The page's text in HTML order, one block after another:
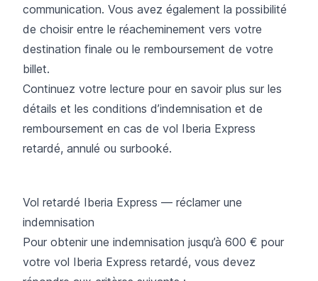
communication. Vous avez également la possibilité
de choisir entre le réacheminement vers votre
destination finale ou le remboursement de votre
billet.
Continuez votre lecture pour en savoir plus sur les
détails et les conditions d’indemnisation et de
remboursement en cas de vol Iberia Express
retardé, annulé ou surbooké.
Vol retardé Iberia Express — réclamer une
indemnisation
Pour obtenir une indemnisation jusqu’à 600 € pour
votre vol Iberia Express retardé, vous devez